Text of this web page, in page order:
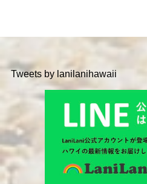
Tweets by lanilanihawaii